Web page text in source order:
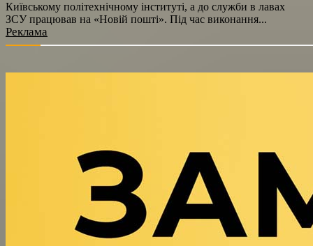
Київському політехнічному інституті, а до служби в лавах
ЗСУ працював на «Новій пошті». Під час виконання...
Реклама